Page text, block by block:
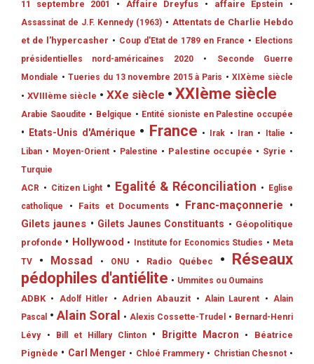
11 septembre 2001 • Affaire Dreyfus • affaire Epstein
•
Assassinat de J.F. Kennedy (1963) • Attentats de Charlie Hebdo
et de l'hypercasher • Coup d'Etat de 1789 en France • Elections
présidentielles nord-américaines 2020
•
Seconde Guerre
Mondiale • Tueries du 13 novembre 2015 à Paris • XIXème siècle
• XVIIIème siècle • XXe siècle • XXIème siècle
Arabie Saoudite • Belgique • Entité sioniste en Palestine occupée
• Etats-Unis d'Amérique • France • Irak • Iran • Italie •
Liban • Moyen-Orient • Palestine • Palestine occupée • Syrie •
Turquie
ACR • Citizen Light • Egalité & Réconciliation •
Eglise
catholique
• Faits et Documents • Franc-maçonnerie
•
Gilets jaunes • Gilets Jaunes Constituants • Géopolitique
profonde • Hollywood • Institute for Economics Studies • Meta
TV
• Mossad • ONU • Radio Québec • Réseaux
pédophiles d'antiélite • Ummites ou Oumains
ADBK • Adolf Hitler • Adrien Abauzit • Alain Laurent • Alain
Pascal • Alain Soral • Alexis Cossette-Trudel • Bernard-Henri
Lévy
• Bill et Hillary Clinton • Brigitte Macron •
Béatrice
Pignède • Carl Menger • Chloé Frammery • Christian Chesnot •